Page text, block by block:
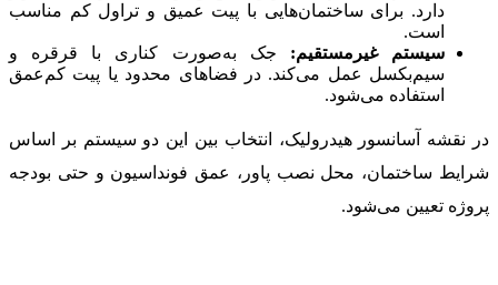
دارد. برای ساختمان‌هایی با پیت عمیق و تراول کم مناسب
است.
سیستم غیرمستقیم: جک به‌صورت کناری با قرقره و
سیم‌بکسل عمل می‌کند. در فضاهای محدود یا پیت کم‌عمق
استفاده می‌شود.
در نقشه آسانسور هیدرولیک، انتخاب بین این دو سیستم بر اساس
شرایط ساختمان، محل نصب پاور، عمق فونداسیون و حتی بودجه
پروژه تعیین می‌شود.